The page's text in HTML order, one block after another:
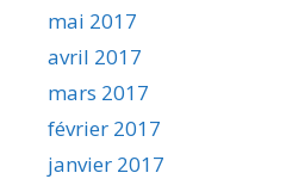
mai 2017
avril 2017
mars 2017
février 2017
janvier 2017